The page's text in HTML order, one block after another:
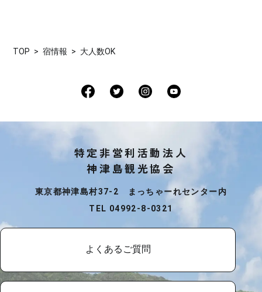
TOP 宿情報 大人数OK
特定非営利活動法人
神津島観光協会
東京都神津島村37-2 まっちゃーれセンター内
TEL 04992-8-0321
よくあるご質問